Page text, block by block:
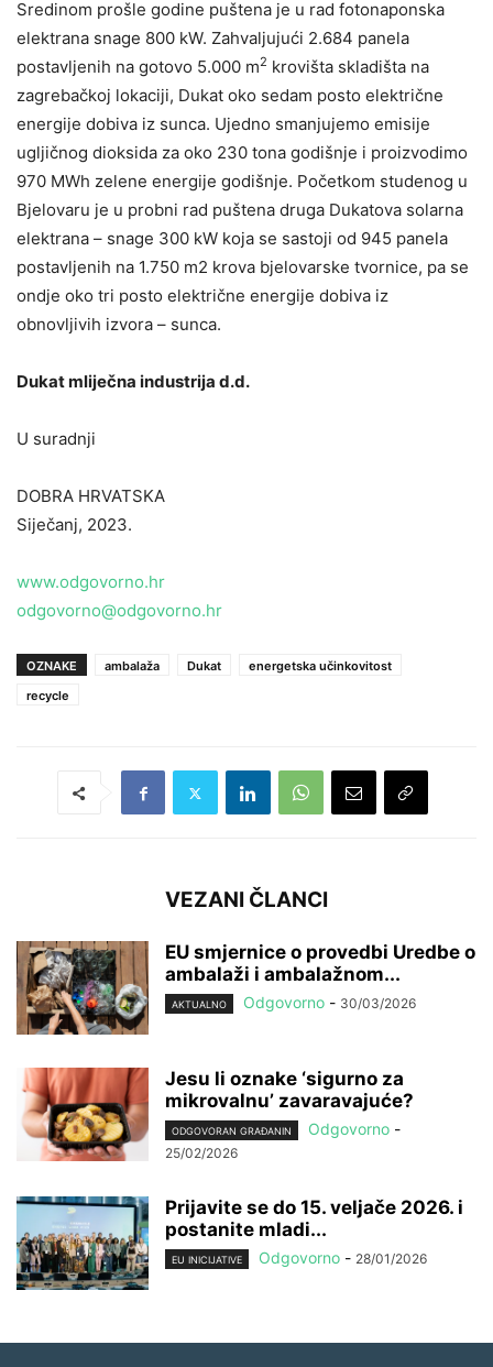
Sredinom prošle godine puštena je u rad fotonaponska
elektrana snage 800 kW. Zahvaljujući 2.684 panela
postavljenih na gotovo 5.000 m2 krovišta skladišta na
zagrebačkoj lokaciji, Dukat oko sedam posto električne
energije dobiva iz sunca. Ujedno smanjujemo emisije
ugljičnog dioksida za oko 230 tona godišnje i proizvodimo
970 MWh zelene energije godišnje. Početkom studenog u
Bjelovaru je u probni rad puštena druga Dukatova solarna
elektrana – snage 300 kW koja se sastoji od 945 panela
postavljenih na 1.750 m2 krova bjelovarske tvornice, pa se
ondje oko tri posto električne energije dobiva iz
obnovljivih izvora – sunca.
Dukat mliječna industrija d.d.
U suradnji
DOBRA HRVATSKA
Siječanj, 2023.
www.odgovorno.hr
odgovorno@odgovorno.hr
OZNAKE ambalaža Dukat
energetska učinkovitost
recycle
VEZANI ČLANCI
EU smjernice o provedbi Uredbe o
ambalaži i ambalažnom...
AKTUALNO Odgovorno - 30/03/2026
Jesu li oznake ‘sigurno za
mikrovalnu’ zavaravajuće?
ODGOVORAN GRAĐANIN Odgovorno -
25/02/2026
Prijavite se do 15. veljače 2026. i
postanite mladi...
EU INICIJATIVE Odgovorno - 28/01/2026